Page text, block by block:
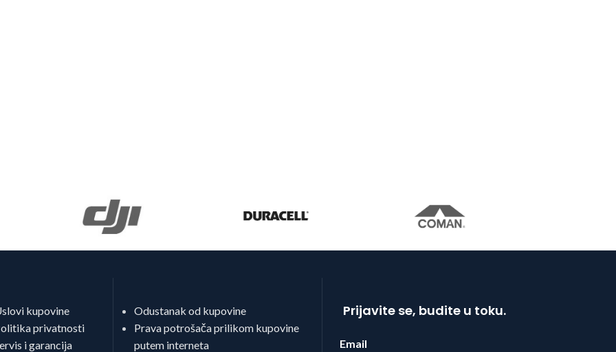
kupovine
privatnosti
i garancija
Odustanak od kupovine
Prava potrošača prilikom kupovine
putem interneta
Prijavite se, budite u toku.
Email